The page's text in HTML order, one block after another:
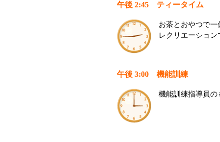
午後 2:45 ティータイム
お茶とおやつで一
レクリエーショ
午後 3:00 機能訓練
機能訓練指導員